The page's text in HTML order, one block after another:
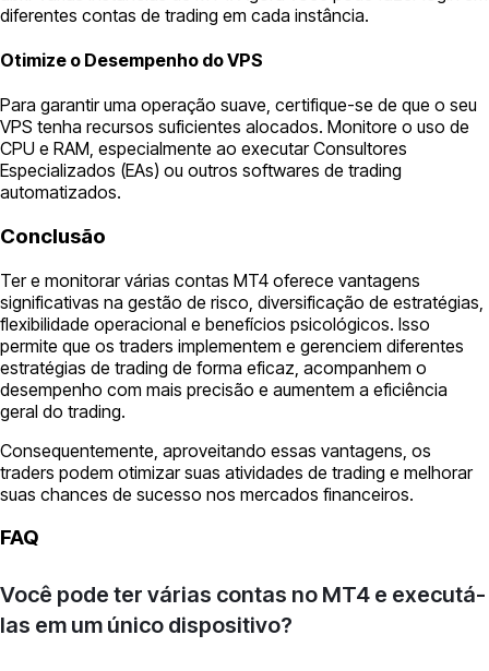
diferentes contas de trading em cada instância.
Otimize o Desempenho do VPS
Para garantir uma operação suave, certifique-se de que o seu
VPS tenha recursos suficientes alocados. Monitore o uso de
CPU e RAM, especialmente ao executar Consultores
Especializados (EAs) ou outros softwares de trading
automatizados.
Conclusão
Ter e monitorar várias contas MT4 oferece vantagens
significativas na gestão de risco, diversificação de estratégias,
flexibilidade operacional e benefícios psicológicos. Isso
permite que os traders implementem e gerenciem diferentes
estratégias de trading de forma eficaz, acompanhem o
desempenho com mais precisão e aumentem a eficiência
geral do trading.
Consequentemente, aproveitando essas vantagens, os
traders podem otimizar suas atividades de trading e melhorar
suas chances de sucesso nos mercados financeiros.
FAQ
Você pode ter várias contas no MT4 e executá-
las em um único dispositivo?